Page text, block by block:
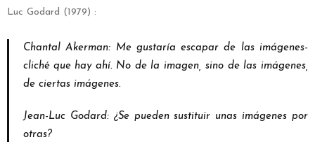
Luc Godard (1979) :
Chantal Akerman: Me gustaría escapar de las imágenes-
cliché que hay ahí. No de la imagen, sino de las imágenes,
de ciertas imágenes.
Jean-Luc Godard: ¿Se pueden sustituir unas imágenes por
otras?